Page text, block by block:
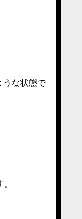
うな状態で